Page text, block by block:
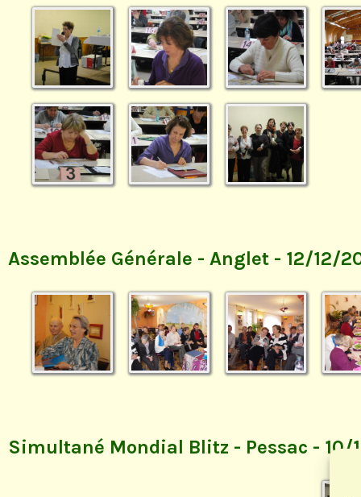
Assemblée Générale - Anglet - 12/12/
Simultané Mondial Blitz - Pessac - 10/